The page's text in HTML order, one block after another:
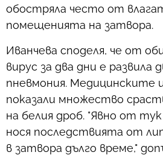
обостряла често от
помещенията на затвора.
Иванчева споделя, че от
вирус за два дни е развила
пневмония. Медицинските
показали множество
на белия дроб. "Явно от
нося последствията от
в затвора дълго време,"